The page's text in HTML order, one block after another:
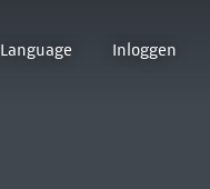
Language Inloggen